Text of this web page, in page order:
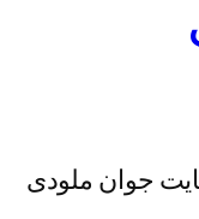
جوان ملودی